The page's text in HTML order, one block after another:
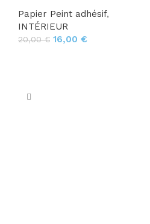
Papier Peint adhésif,
INTÉRIEUR
20,00€ 16,00 €